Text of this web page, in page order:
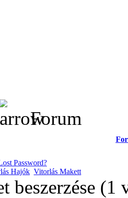
Forum
Password?
Hajók Vitorlás Makett
beszerzése